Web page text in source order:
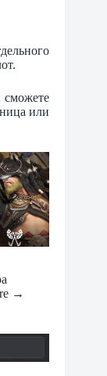
сможете
или
→